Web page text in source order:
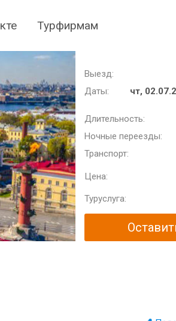
Турфирмам
Выезд:
Даты:
чт,
Длительность:
Ночные переезды:
Транспорт:
Цена:
Туруслуга: